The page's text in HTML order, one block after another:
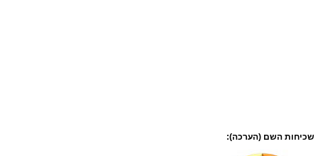
שכיחות השם (הערכה):